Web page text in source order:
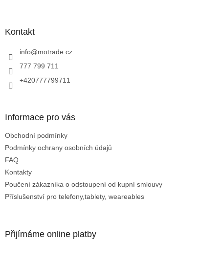
Kontakt
info@motrade.cz
777 799 711
+420777799711
Informace pro vás
Obchodní podmínky
Podmínky ochrany osobních údajů
FAQ
Kontakty
Poučení zákazníka o odstoupení od kupní smlouvy
Příslušenství pro telefony,tablety, weareables
Přijímáme online platby